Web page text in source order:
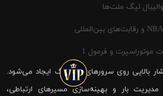
والیبال لیگ ملت‌ها
موتوراسپرت و فرمول 1
بالایی روی سرورهای شیرینگ ایجاد می‌شود.
بار و بهینه‌سازی مسیرهای ارتباطی،